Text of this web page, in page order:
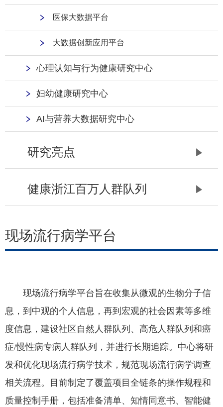
医保大数据平台
大数据创新应用平台
心理认知与行为健康研究中心
妇幼健康研究中心
AI与营养大数据研究中心
研究亮点
健康浙江百万人群队列
现场流行病学平台
现场流行病学平台旨在收集从微观的生物分子信
息，到中观的个人信息，再到宏观的社会因素等多维
度信息，建设社区自然人群队列、高危人群队列和癌
症/慢性病专病人群队列，并进行长期追踪。中心将研
发和优化现场流行病学技术，规范现场流行病学调查
相关流程。目前制定了覆盖项目全链条的操作规程和
质量控制手册，包括准备清单、知情同意书、智能健